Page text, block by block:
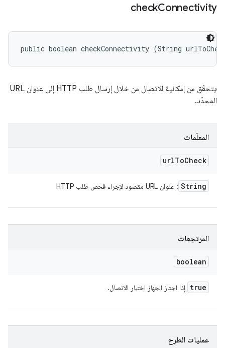
checkConnectivity
public boolean checkConnectivity (String
يتحقّق من إمكانية الاتصال من خلال إرسال طلب HTTP إلى عنوان URL
المحدّد.
المعلَمات
urlToCheck
String : عنوان URL مقصود لإجراء فحص طلب HTTP
المرتجعات
boolean
true إذا اجتاز الجهاز اختبار الاتصال.
عمليات الطرح